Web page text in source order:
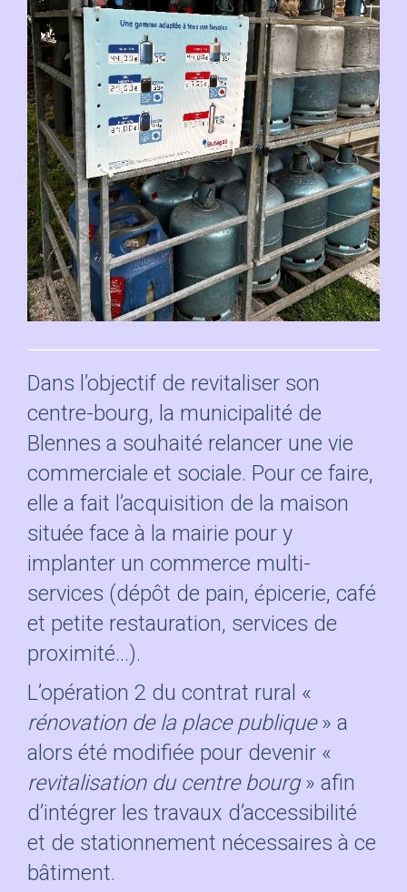
Dans l’objectif de revitaliser son
centre-bourg, la municipalité de
Blennes a souhaité relancer une vie
commerciale et sociale. Pour ce faire,
elle a fait l’acquisition de la maison
située face à la mairie pour y
implanter un commerce multi-
services (dépôt de pain, épicerie, café
et petite restauration, services de
proximité…).
L’opération 2 du contrat rural «
rénovation de la place publique» a
alors été modifiée pour devenir «
revitalisation du centre bourg» afin
d’intégrer les travaux d’accessibilité
et de stationnement nécessaires à ce
bâtiment.